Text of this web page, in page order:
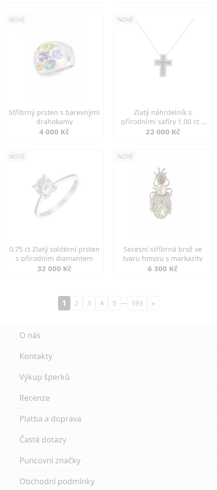
NOVÉ
Stříbrný prsten s barevnými
drahokamy
4 000 Kč
NOVÉ
Zlatý náhrdelník s
přírodními safíry 1,00 ct a
diamanty
22 000 Kč
NOVÉ
0,75 ct Zlatý solitérní prsten
s přírodním diamantem
32 000 Kč
NOVÉ
Secesní stříbrná brož ve
tvaru hmyzu s markazity
6 300 Kč
1 2 3 4 5 … 193 »
O nás
Kontakty
Výkup šperků
Recenze
Platba a doprava
Časté dotazy
Puncovní značky
Obchodní podmínky